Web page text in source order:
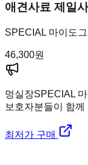
애견사료 제일
SPECIAL 마이도그
46,300원
멍실장SPECIAL
보호자분들이 함께
최저가 구매